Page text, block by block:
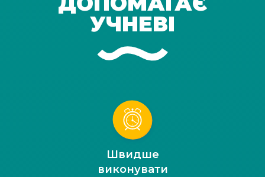
УЧНЕВІ
Швидше
виконувати